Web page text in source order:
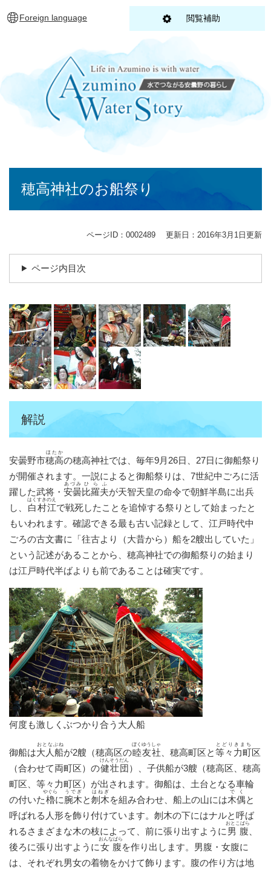
ー
で
メニューを飛ばして本文へ
閲覧補助
Foreign language
穂高神社のお船祭り
ページID：0002489 更新日：2016年3月1日更新
ページ内目次
解説
安曇野市穂高
ほたか
の穂高神社では、毎年9月26日、27日に御船祭り
が開催されます。一説によると御船祭りは、7世紀中ごろに活
躍した武将・ 安曇
あづみ
比羅夫
ひらふ
が天智天皇の命令で朝鮮半島に出兵
し、
白村江
はくすきのえ
で戦死したことを追悼する祭りとして始まったと
もいわれます。確認できる最も古い記録として、江戸時代中
ごろの古文書に「往古より（大昔から）船を2艘出していた」
という記述があることから、穂高神社での御船祭りの始まり
は江戸時代半ばよりも前であることは確実です。
何度も激しくぶつかり合う大人船
御船は大人船
おとなぶね
が2艘（穂高区の睦友社
ぼくゆうしゃ
、穂高町区と等々力町
とどりきまち
区
（合わせて両町区）の健壮団
けんそうだん
）、子供船が3艘（穂高区、穂高
町区、等々力町区）が出されます。御船は、土台となる車輪
の付いた櫓
やぐら
に腕木
うでぎ
と刎木
はねぎ
を組み合わせ、船上の山には木偶
でく
と
呼ばれる人形を飾り付けています。刎木の下にはナルと呼ば
れるさまざまな木の枝によって、前に張り出すように 男腹
おとこばら
後ろに張り出すように女腹
おんなばら
を作り出します。男腹・女腹に
は、それぞれ男女の着物をかけて飾ります。腹の作り方は地